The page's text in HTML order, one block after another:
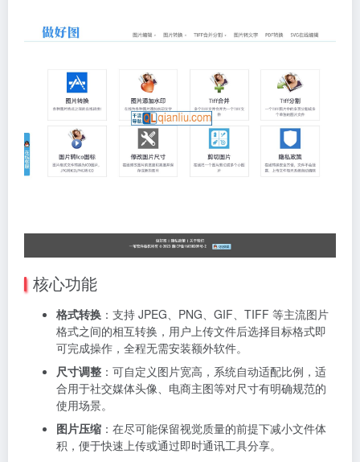
核心功能
格式转换 ：支持 JPEG、PNG、GIF、TIFF 等主流图片
格式之间的相互转换，用户上传文件后选择目标格式即
可完成操作，全程无需安装额外软件。
尺寸调整 ：可自定义图片宽高，系统自动适配比例，适
合用于社交媒体头像、电商主图等对尺寸有明确规范的
使用场景。
图片压缩 ：在尽可能保留视觉质量的前提下减小文件体
积，便于快速上传或通过即时通讯工具分享。